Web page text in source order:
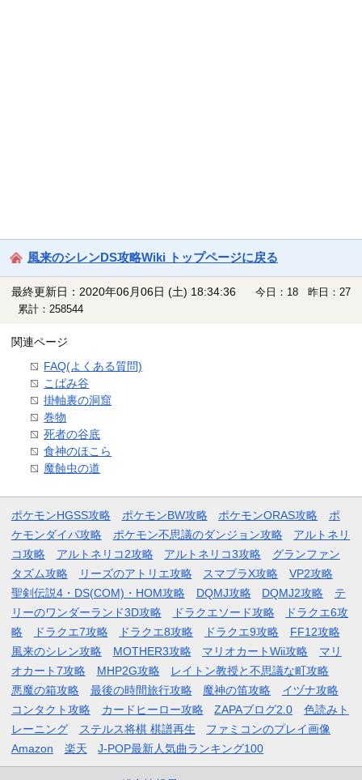
風来のシレンDS攻略Wiki トップページに戻る
最終更新日：2020年06月06日 (土) 18:34:36
今日：18 昨日：27
累計：258544
関連ページ
FAQ(よくある質問)
こばみ谷
掛軸裏の洞窟
巻物
死者の谷底
食神のほこら
魔蝕虫の道
ポケモンHGSS攻略 ポケモンBW攻略 ポケモンORAS攻略
ポ
ケモンダイパ攻略
ポケモン不思議のダンジョン攻略
アルトネリ
コ攻略
アルトネリコ2攻略 アルトネリコ3攻略
グランファン
タズム攻略
リーズのアトリエ攻略 スマブラX攻略
VP2攻略
聖剣伝説4・DS(COM)・HOM攻略
DQMJ攻略 DQMJ2攻略
テ
リーのワンダーランド3D攻略
ドラクエソード攻略
ドラクエ6攻
略
ドラクエ7攻略 ドラクエ8攻略 ドラクエ9攻略
FF12攻略
風来のシレン攻略
MOTHER3攻略 マリオカートWii攻略
マリ
オカート7攻略
MHP2G攻略
レイトン教授と不思議な町攻略
悪魔の箱攻略
最後の時間旅行攻略 魔神の笛攻略
イヅナ攻略
コンタクト攻略
カードヒーロー攻略 ZAPAブログ2.0
色読みト
レーニング
ステルス将棋 棋譜再生
ファミコンのプレイ画像
Amazon
楽天 J-POP最新人気曲ランキング100